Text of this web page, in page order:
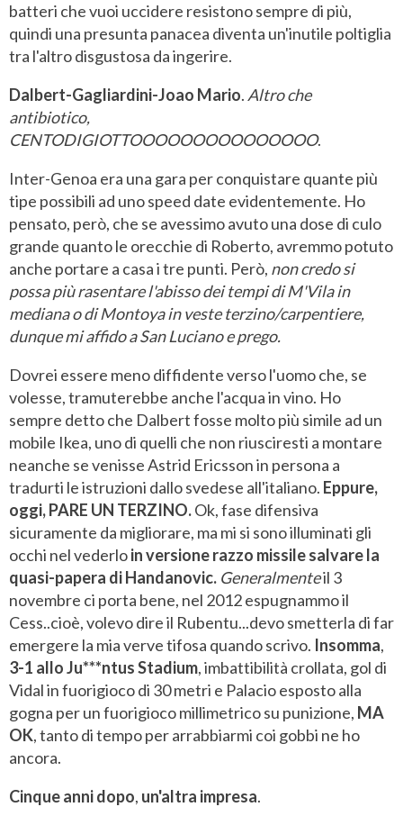
batteri che vuoi uccidere resistono sempre di più,
quindi una presunta panacea diventa un'inutile poltiglia
tra l'altro disgustosa da ingerire.
Dalbert-Gagliardini-Joao Mario. Altro che
antibiotico,
CENTODIGIOTTOOOOOOOOOOOOOOO.
Inter-Genoa era una gara per conquistare quante più
tipe possibili ad uno speed date evidentemente. Ho
pensato, però, che se avessimo avuto una dose di culo
grande quanto le orecchie di Roberto, avremmo potuto
anche portare a casa i tre punti. Però, non credo si
possa più rasentare l'abisso dei tempi di M'Vila in
mediana o di Montoya in veste terzino/carpentiere,
dunque mi affido a San Luciano e prego.
Dovrei essere meno diffidente verso l'uomo che, se
volesse, tramuterebbe anche l'acqua in vino. Ho
sempre detto che Dalbert fosse molto più simile ad un
mobile Ikea, uno di quelli che non riusciresti a montare
neanche se venisse Astrid Ericsson in persona a
tradurti le istruzioni dallo svedese all'italiano. Eppure,
oggi, PARE UN TERZINO.Ok, fase difensiva
sicuramente da migliorare, ma mi si sono illuminati gli
occhi nel vederloin versione razzo missile salvare la
quasi-papera di Handanovic. Generalmenteil 3
novembre ci porta bene, nel 2012 espugnammo il
Cess..cioè, volevo dire il Rubentu...devo smetterla di far
emergere la mia verve tifosa quando scrivo. Insomma,
3-1 allo Ju***ntus Stadium, imbattibilità crollata, gol di
Vidal in fuorigioco di 30 metri e Palacio esposto alla
gogna per un fuorigioco millimetrico su punizione, MA
OK, tanto di tempo per arrabbiarmi coi gobbi ne ho
ancora.
Cinque anni dopo, un'altra impresa.